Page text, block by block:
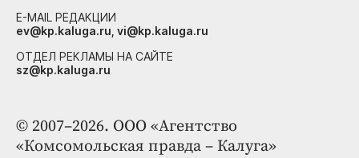
© 2007–2026. ООО «Агентство
«Комсомольская правда – Калуга»
E-MAIL РЕДАКЦИИ
ev@kp.kaluga.ru, vi@kp.kaluga.ru
ОТДЕЛ РЕКЛАМЫ НА САЙТЕ
sz@kp.kaluga.ru